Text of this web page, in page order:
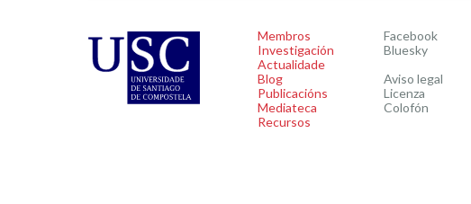
Membros
Investigación
Actualidade
Blog
Publicacións
Mediateca
Recursos
Facebook
Bluesky
Aviso legal
Licenza
Colofón